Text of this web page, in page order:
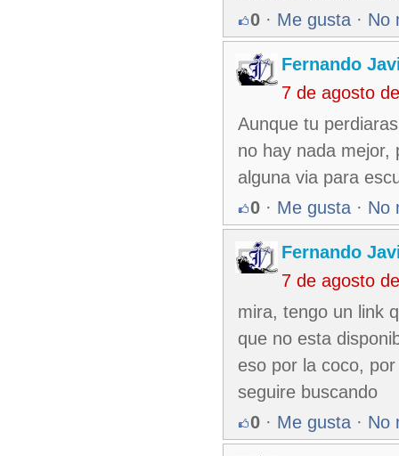
0 · Me gusta · No
Fernando
7 de agosto
Aunque tu
no hay nada mejor,
alguna via para
0 · Me gusta · No
Fernando
7 de agosto
mira, tengo un link
que no esta
eso por la coco,
seguire buscando
0 · Me gusta · No